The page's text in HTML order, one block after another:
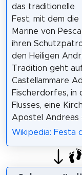
das traditionelle
Fest, mit dem die
Marine von
ihren
den Heiligen
Tradition geht
Castellammare
Fischerdorfes, in
Flusses, eine
Apostel Andreas
Wikipedia: Festa